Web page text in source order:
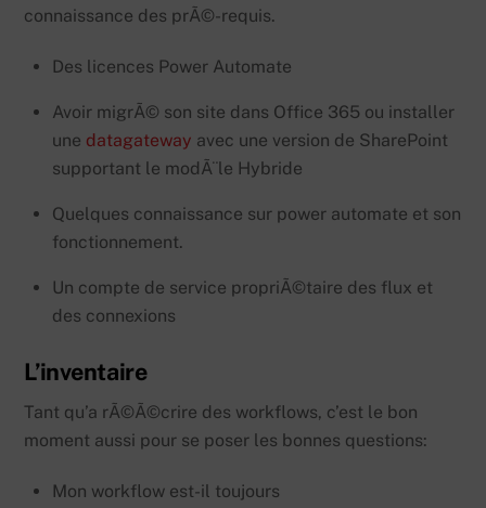
connaissance des prÃ©-requis.
Des licences Power Automate
Avoir migrÃ© son site dans Office 365 ou installer
une datagateway avec une version de SharePoint
supportant le modÃ¨le Hybride
Quelques connaissance sur power automate et son
fonctionnement.
Un compte de service propriÃ©taire des flux et
des connexions
L’inventaire
Tant qu’a rÃ©Ã©crire des workflows, c’est le bon
moment aussi pour se poser les bonnes questions:
Mon workflow est-il toujours